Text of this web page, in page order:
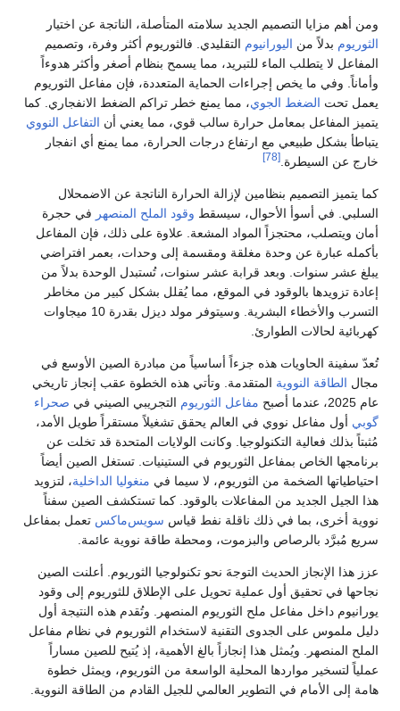
ومن أهم مزايا التصميم الجديد سلامته المتأصلة، الناتجة عن اختيار
الثوريوم بدلاً من اليورانيوم التقليدي. فالثوريوم أكثر وفرة، وتصميم
المفاعل لا يتطلب الماء للتبريد، مما يسمح بنظام أصغر وأكثر هدوءاً
وأماناً. وفي ما يخص إجراءات الحماية المتعددة، فإن مفاعل الثوريوم
يعمل تحت الضغط الجوي، مما يمنع خطر تراكم الضغط الانفجاري. كما
يتميز المفاعل بمعامل حرارة سالب قوي، مما يعني أن التفاعل النووي
يتباطأ بشكل طبيعي مع ارتفاع درجات الحرارة، مما يمنع أي انفجار
خارج عن السيطرة. [78]
كما يتميز التصميم بنظامين لإزالة الحرارة الناتجة عن الاضمحلال
السلبي. في أسوأ الأحوال، سيسقط وقود الملح المنصهر في حجرة
أمان ويتصلب، محتجزاً المواد المشعة. علاوة على ذلك، فإن المفاعل
بأكمله عبارة عن وحدة مغلقة ومقسمة إلى وحدات، بعمر افتراضي
يبلغ عشر سنوات. وبعد قرابة عشر سنوات، تُستبدل الوحدة بدلاً من
إعادة تزويدها بالوقود في الموقع، مما يُقلل بشكل كبير من مخاطر
التسرب والأخطاء البشرية. وسيتوفر مولد ديزل بقدرة 10 ميجاوات
كهربائية لحالات الطوارئ.
تُعدّ سفينة الحاويات هذه جزءاً أساسياً من مبادرة الصين الأوسع في
مجال الطاقة النووية المتقدمة. وتأتي هذه الخطوة عقب إنجاز تاريخي
عام 2025، عندما أصبح
مفاعل الثوريوم التجريبي الصيني في صحراء
گوبي أول مفاعل نووي في العالم يحقق تشغيلاً مستقراً طويل الأمد،
مُثبتاً بذلك فعالية التكنولوجيا. وكانت الولايات المتحدة قد تخلت عن
برنامجها الخاص بمفاعل الثوريوم في الستينيات. تستغل الصين أيضاً
احتياطياتها الضخمة من الثوريوم، لا سيما في منغوليا الداخلية، لتزويد
هذا الجيل الجديد من المفاعلات بالوقود. كما تستكشف الصين سفناً
نووية أخرى، بما في ذلك ناقلة نفط قياس سويس‌ماكس تعمل بمفاعل
سريع مُبرَّد بالرصاص والبزموت، ومحطة طاقة نووية عائمة.
عزز هذا الإنجاز الحديث التوجهَ نحو تكنولوجيا الثوريوم. أعلنت الصين
نجاحها في تحقيق أول عملية تحويل على الإطلاق للثوريوم إلى وقود
يورانيوم داخل مفاعل ملح الثوريوم المنصهر. وتُقدم هذه النتيجة أول
دليل ملموس على الجدوى التقنية لاستخدام الثوريوم في نظام مفاعل
الملح المنصهر. ويُمثل هذا إنجازاً بالغ الأهمية، إذ يُتيح للصين مساراً
عملياً لتسخير مواردها المحلية الواسعة من الثوريوم، ويمثل خطوة
هامة إلى الأمام في التطوير العالمي للجيل القادم من الطاقة النووية.